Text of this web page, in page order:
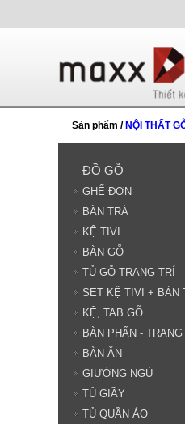
Sản phẩm / NỘI THẤT
ĐỒ GỖ
GHẾ ĐƠN
BÀN TRÀ
KỆ TIVI
BÀN GỖ
TỦ GỖ TRANG TRÍ
SET KỆ TIVI + BÀN
KỆ, TAB GỖ
BÀN PHẤN -
BÀN ĂN
GIƯỜNG NGỦ
TỦ GIẦY
TỦ QUẦN ÁO